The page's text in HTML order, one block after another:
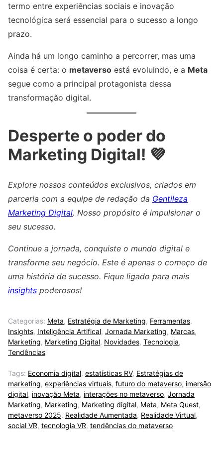
termo entre experiências sociais e inovação
tecnológica será essencial para o sucesso a longo
prazo.
Ainda há um longo caminho a percorrer, mas uma
coisa é certa: o metaverso está evoluindo, e a Meta
segue como a principal protagonista dessa
transformação digital.
Desperte o poder do
Marketing Digital! 💜
Explore nossos conteúdos exclusivos, criados em
parceria com a equipe de redação da Gentileza
Marketing Digital. Nosso propósito é impulsionar o
seu sucesso.
Continue a jornada, conquiste o mundo digital e
transforme seu negócio. Este é apenas o começo de
uma história de sucesso. Fique ligado para mais
insights poderosos!
Categorias: Meta, Estratégia de Marketing, Ferramentas,
Insights, Inteligência Artifical, Jornada Marketing, Marcas,
Marketing, Marketing Digital, Novidades, Tecnologia,
Tendências
Tags: Economia digital, estatísticas RV, Estratégias de
marketing, experiências virtuais, futuro do metaverso, imersão
digital, inovação Meta, interações no metaverso, Jornada
Marketing, Marketing, Marketing digital, Meta, Meta Quest,
metaverso 2025, Realidade Aumentada, Realidade Virtual,
social VR, tecnologia VR, tendências do metaverso